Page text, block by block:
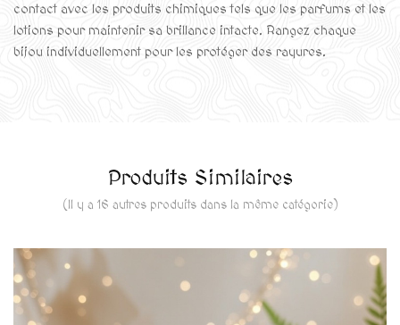
contact avec les produits chimiques tels que les parfums et les
lotions pour maintenir sa brillance intacte. Rangez chaque
bijou individuellement pour les protéger des rayures.
Produits Similaires
(Il y a 16 autres produits dans la même catégorie)